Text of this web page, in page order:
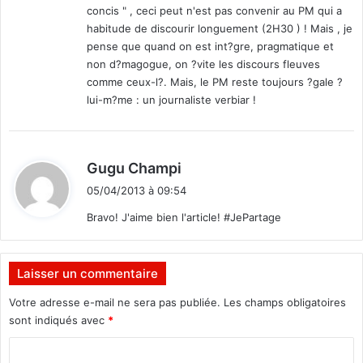
:
concis " , ceci peut n'est pas convenir au PM qui a
habitude de discourir longuement (2H30 ) ! Mais , je
pense que quand on est int?gre, pragmatique et
non d?magogue, on ?vite les discours fleuves
comme ceux-l?. Mais, le PM reste toujours ?gale ?
lui-m?me : un journaliste verbiar !
Gugu Champi
i
:
05/04/2013 à 09:54
Bravo! J'aime bien l'article! #JePartage
Laisser un commentaire
Votre adresse e-mail ne sera pas publiée. Les champs obligatoires
sont indiqués avec *